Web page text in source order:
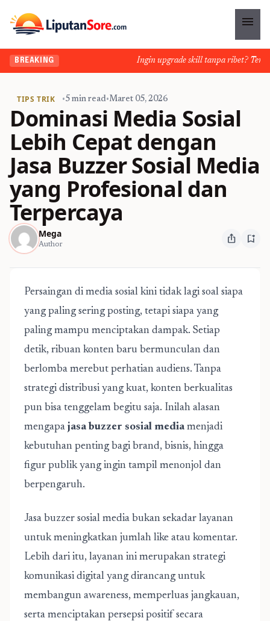
menu
BREAKING Ingin upgrade skill tanpa ribet?
TIPS TRIK •5 min read•Maret 05, 2026
Dominasi Media Sosial
Lebih Cepat dengan
Jasa Buzzer Sosial Media
yang Profesional dan
Terpercaya
Mega
Author ios_share bookmark_add
Persaingan di media sosial kini tidak lagi soal siapa
yang paling sering posting, tetapi siapa yang
paling mampu menciptakan dampak. Setiap
detik, ribuan konten baru bermunculan dan
berlomba merebut perhatian audiens. Tanpa
strategi distribusi yang kuat, konten berkualitas
pun bisa tenggelam begitu saja. Inilah alasan
mengapa jasa buzzer sosial mediamenjadi
kebutuhan penting bagi brand, bisnis, hingga
figur publik yang ingin tampil menonjol dan
berpengaruh.
Jasa buzzer sosial media bukan sekadar layanan
untuk meningkatkan jumlah like atau komentar.
Lebih dari itu, layanan ini merupakan strategi
komunikasi digital yang dirancang untuk
membangun awareness, memperluas jangkauan,
serta menciptakan persepsi positif secara